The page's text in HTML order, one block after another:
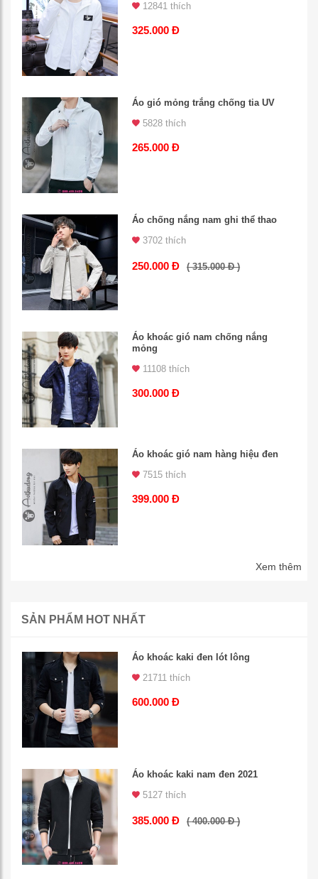
12841 thích
325.000 Đ
Áo gió mỏng trắng chống tia UV
5828 thích
265.000 Đ
Áo chống nắng nam ghi thể thao
3702 thích
250.000 Đ ( 315.000 Đ )
Áo khoác gió nam chống nắng
mỏng
11108 thích
300.000 Đ
Áo khoác gió nam hàng hiệu đen
7515 thích
399.000 Đ
Xem thêm
SẢN PHẨM HOT NHẤT
Áo khoác kaki đen lót lông
21711 thích
600.000 Đ
Áo khoác kaki nam đen 2021
5127 thích
385.000 Đ ( 400.000 Đ )